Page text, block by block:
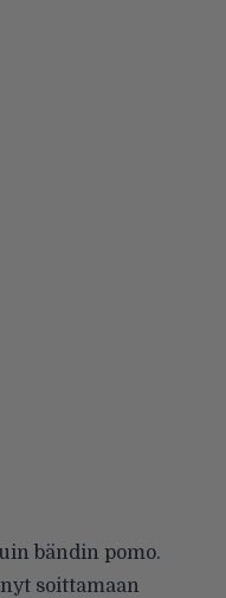
bändin pomo.
soittamaan